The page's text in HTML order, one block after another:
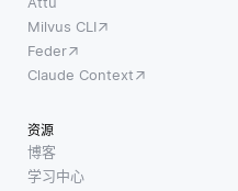
Milvus CLI
Feder
Claude Context
资源
博客
学习中心